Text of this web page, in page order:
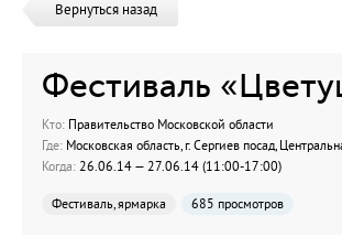
Вернуться назад
Фестиваль
Кто: Правительство Московской области
Где: Московская область, г. Сергиев посад,
Когда: 26.06.14 — 27.06.14 (11:00-17:00)
Фестиваль, ярмарка 685 просмотров